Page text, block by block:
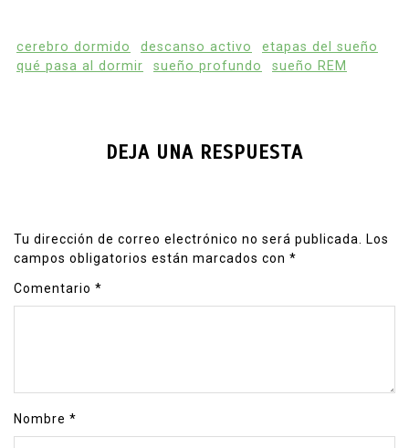
cerebro dormido descanso activo
etapas del sueño
qué pasa al dormir
sueño profundo sueño REM
DEJA UNA RESPUESTA
Tu dirección de correo electrónico no será publicada.
Los
campos obligatorios están marcados con *
Comentario *
Nombre *